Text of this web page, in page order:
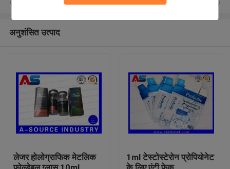
अनुशंसित उत्पाद
लेजर होलोग्राफिक मेटलिक
1ml टेस्टोस्टेरोन प्रोपियोनेट